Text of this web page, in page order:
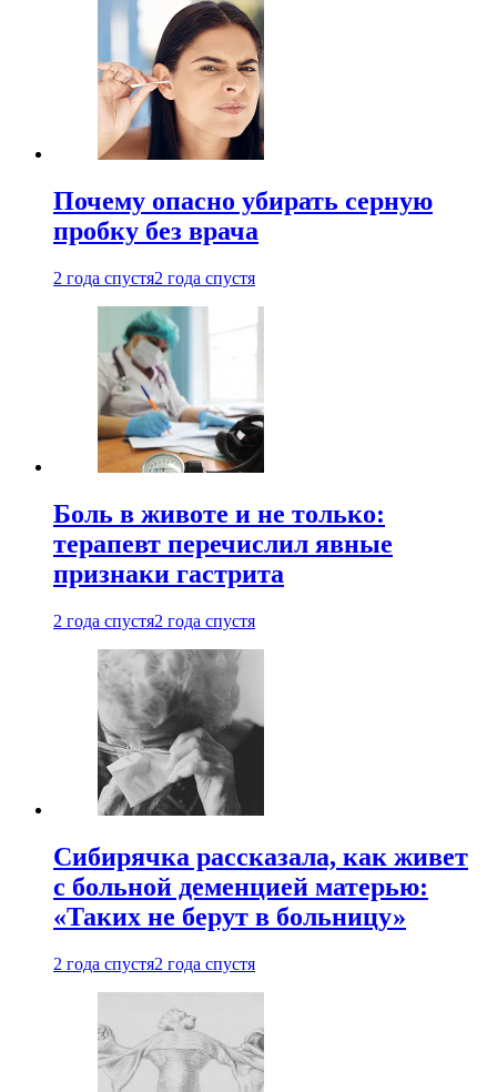
Почему опасно убирать серную
пробку без врача
2 года спустя2 года спустя
Боль в животе и не только:
терапевт перечислил явные
признаки гастрита
2 года спустя2 года спустя
Сибирячка рассказала, как живет
с больной деменцией матерью:
«Таких не берут в больницу»
2 года спустя2 года спустя